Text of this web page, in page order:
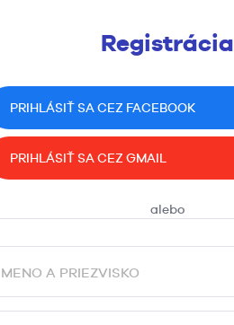
Registrácia
PRIHLÁSIŤ SA CEZ FACEBOOK
PRIHLÁSIŤ SA CEZ GMAIL
MENO A PRIEZVISKO